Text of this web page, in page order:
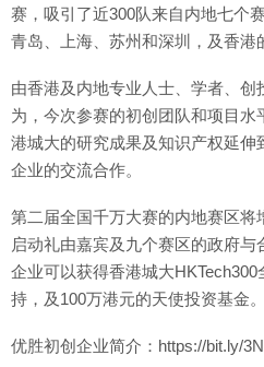
赛，吸引了近300队来自内地七个
青岛、上海、苏州和深圳，及香港
由香港及内地专业人士、学者、创
为，今次参赛的初创团队和项目
港城大的研究成果及知识产权延伸
企业的交流合作。
第二届全国千万大赛的内地赛区将
启动礼由嘉宾及九个赛区的政府与
企业可以获得香港城大
持，及100万港元的天使投资基金。
优胜初创企业简介：https://bit.ly/